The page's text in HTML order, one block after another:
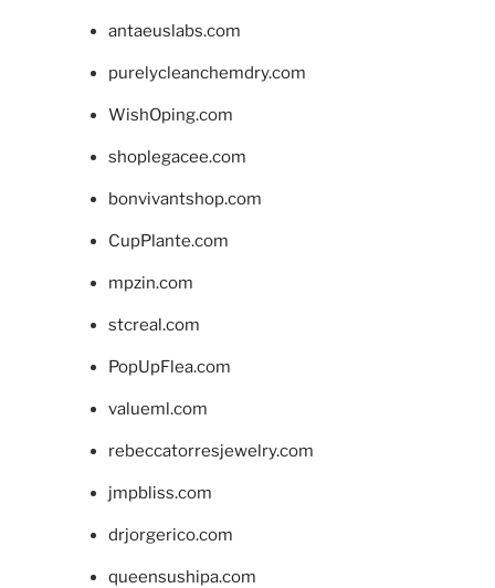
antaeuslabs.com
purelycleanchemdry.com
WishOping.com
shoplegacee.com
bonvivantshop.com
CupPlante.com
mpzin.com
stcreal.com
PopUpFlea.com
valueml.com
rebeccatorresjewelry.com
jmpbliss.com
drjorgerico.com
queensushipa.com